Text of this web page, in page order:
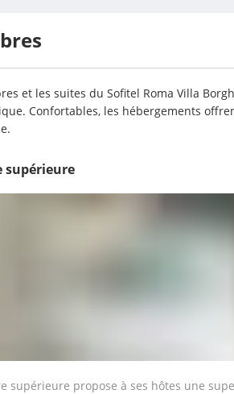
et les suites du Sofitel Roma Villa
Confortables, les hébergements
supérieure
supérieure propose à ses hôtes une